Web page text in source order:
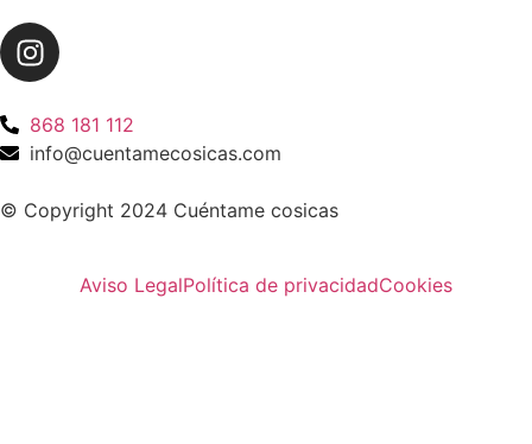
868 181 112
info@cuentamecosicas.com
© Copyright 2024 Cuéntame cosicas
Aviso LegalPolítica de privacidadCookies